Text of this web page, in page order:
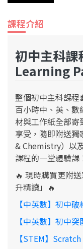
課程介紹
初中主科
Learning
整個初中主科課
百小時中、英、
材與工作紙全部寄
享受，隨即附送獨
& Chemistry）以
課程的一堂體驗課
🔥 現時購買更附
升精讀」🔥
【中英數】初中
【中英數】初中
【STEM】